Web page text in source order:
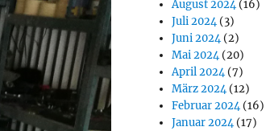
August 2024(16)
Juli 2024(3)
Juni 2024(2)
Mai 2024(20)
April 2024(7)
März 2024(12)
Februar 2024(16)
Januar 2024(17)